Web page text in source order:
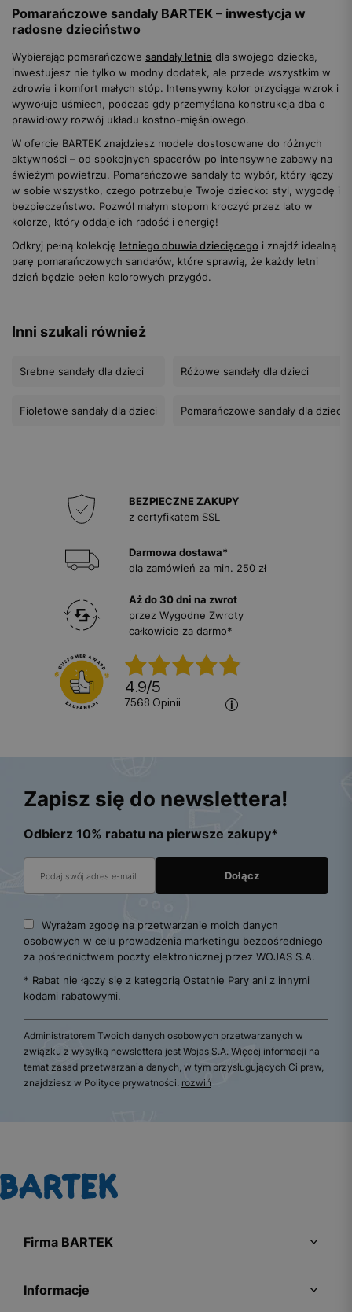
Pomarańczowe sandały BARTEK – inwestycja w
radosne dzieciństwo
Wybierając pomarańczowe sandały letnie dla swojego dziecka,
inwestujesz nie tylko w modny dodatek, ale przede wszystkim w
zdrowie i komfort małych stóp. Intensywny kolor przyciąga wzrok i
wywołuje uśmiech, podczas gdy przemyślana konstrukcja dba o
prawidłowy rozwój układu kostno-mięśniowego.
W ofercie BARTEK znajdziesz modele dostosowane do różnych
aktywności – od spokojnych spacerów po intensywne zabawy na
świeżym powietrzu. Pomarańczowe sandały to wybór, który łączy
w sobie wszystko, czego potrzebuje Twoje dziecko: styl, wygodę i
bezpieczeństwo. Pozwól małym stopom kroczyć przez lato w
kolorze, który oddaje ich radość i energię!
Odkryj pełną kolekcję letniego obuwia dziecięcego i znajdź idealną
parę pomarańczowych sandałów, które sprawią, że każdy letni
dzień będzie pełen kolorowych przygód.
Inni szukali również
Srebne sandały dla dzieci
Fioletowe sandały dla dzieci
Różowe sandały dla dzieci
Pomarańczowe sandały dla dzieci
BEZPIECZNE ZAKUPY
z certyfikatem SSL
Darmowa dostawa*
dla zamówień za min. 250 zł
Aż do 30 dni na zwrot
przez Wygodne Zwroty
całkowicie za darmo*
4.9/5
7568 opinii
Zapisz się do newslettera!
Odbierz 10% rabatu na pierwsze zakupy*
Wyrażam zgodę na przetwarzanie moich danych
osobowych w celu prowadzenia marketingu bezpośredniego
za pośrednictwem poczty elektronicznej przez WOJAS S.A.
* Rabat nie łączy się z kategorią Ostatnie Pary ani z innymi
kodami rabatowymi.
Administratorem Twoich danych osobowych przetwarzanych w
związku z wysyłką newslettera jest Wojas S.A. Więcej informacji na
temat zasad przetwarzania danych, w tym przysługujących Ci praw,
znajdziesz w Polityce prywatności: rozwiń
Firma BARTEK
Informacje